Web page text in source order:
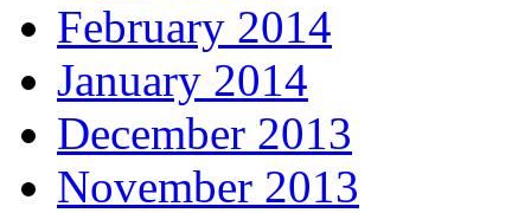
February 2014
January 2014
December 2013
November 2013